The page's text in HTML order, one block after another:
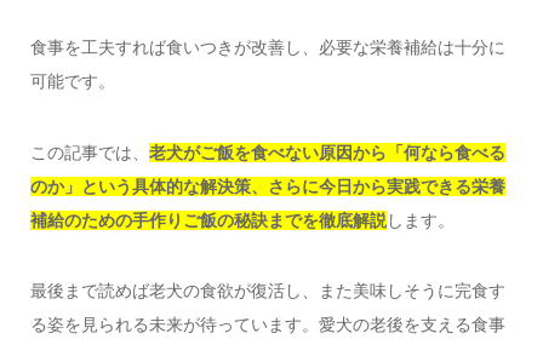
食事を工夫すれば食いつきが改善し、必要な栄養補給は十分に
可能です。
この記事では、 老犬がご飯を食べない原因から「何なら食べる
のか」という具体的な解決策、さらに今日から実践できる栄養
補給のための手作りご飯の秘訣までを徹底解説します。
最後まで読めば老犬の食欲が復活し、また美味しそうに完食す
る姿を見られる未来が待っています。愛犬の老後を支える食事